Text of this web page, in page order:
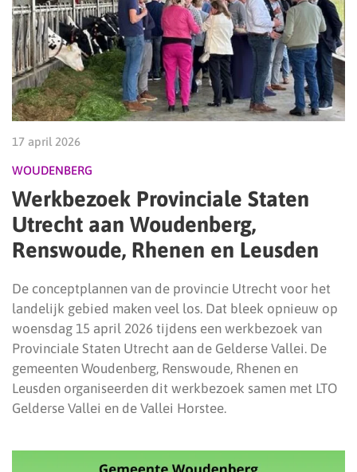
17 april 2026
WOUDENBERG
Werkbezoek Provinciale Staten
Utrecht aan Woudenberg,
Renswoude, Rhenen en Leusden
De conceptplannen van de provincie Utrecht voor het
landelijk gebied maken veel los. Dat bleek opnieuw op
woensdag 15 april 2026 tijdens een werkbezoek van
Provinciale Staten Utrecht aan de Gelderse Vallei. De
gemeenten Woudenberg, Renswoude, Rhenen en
Leusden organiseerden dit werkbezoek samen met LTO
Gelderse Vallei en de Vallei Horstee.